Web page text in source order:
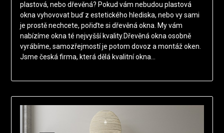
plastová, nebo dřevěná? Pokud vám nebudou plastová
okna vyhovovat buď z estetického hlediska, nebo vy sami
je prostě nechcete, pořiďte si dřevěná okna. My vám
nabízíme okna té nejvyšší kvality.Dřevěná okna osobně
vyrábíme, samozřejmostí je potom dovoz a montáž oken.
Jsme česká firma, která dělá kvalitní okna…